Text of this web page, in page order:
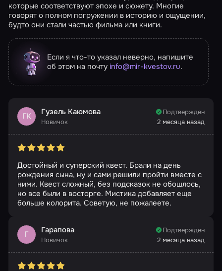
которые соответствуют эпохе и сюжету. Многие
говорят о полном погружении в историю и ощущении,
будто они стали частью фильма или книги.
Если я что-то указал неверно, напишите
об этом на почту info@mir-kvestov.ru.
ГК Гузель Каюмова
Новичок
Подтвержден
2 месяца назад
Достойный и суперский квест. Брали на день
рождения сына, ну и сами решили пройти вместе с
ними. Квест сложный, без подсказок не обошлось,
но все были в восторге. Мистика добавляет еще
больше колорита. Советую, не пожалеете.
Г Гарапова
Новичок
Подтвержден
2 месяца назад